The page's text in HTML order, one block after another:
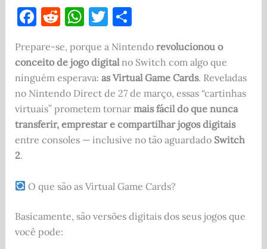
F
c
e
b
o
o
k
R
d
di
t
W
at
s
A
p
p
T
it
te
r
S
ar
e
Prepare-se, porque a Nintendo revolucionou o
conceito de jogo digitalno Switch com algo que
ninguém esperava: as Virtual Game Cards. Reveladas
no Nintendo Direct de 27 de março, essas “cartinhas
virtuais” prometem tornar mais fácil do que nunca
transferir, emprestar e compartilhar jogos digitais
entre consoles — inclusive no tão aguardado Switch
2.
O que são as Virtual Game Cards?
Basicamente, são versões digitais dos seus jogos que
você pode: